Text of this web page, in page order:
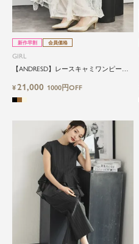
新作早割 会員価格
GIRL
【ANDRESD】レースキャミワンピース
¥21,000 1000円OFF